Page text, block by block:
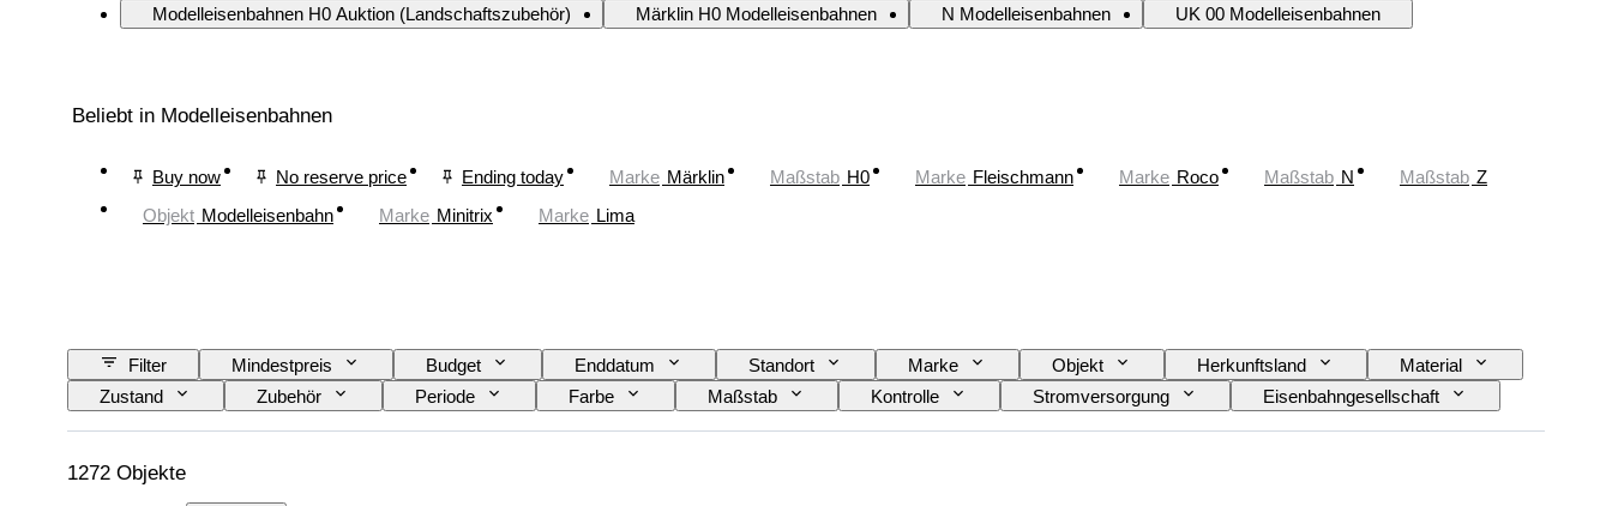
Modelleisenbahnen H0 Auktion (Landschaftszubehör)
Märklin H0 Modelleisenbahnen N Modelleisenbahnen UK 00 Modelleisenbahnen
Beliebt in Modelleisenbahnen
Buy now No reserve price Ending today Marke Märklin Maßstab H0 Marke Fleischmann Marke Roco Maßstab N Maßstab Z
Objekt Modelleisenbahn Marke Minitrix Marke Lima
Filter Mindestpreis Budget Enddatum Standort Marke Objekt Herkunftsland
Material
Zustand
Zubehör Periode Farbe Maßstab Kontrolle Stromversorgung
Eisenbahngesellschaft
Epoche
1272 Objekte